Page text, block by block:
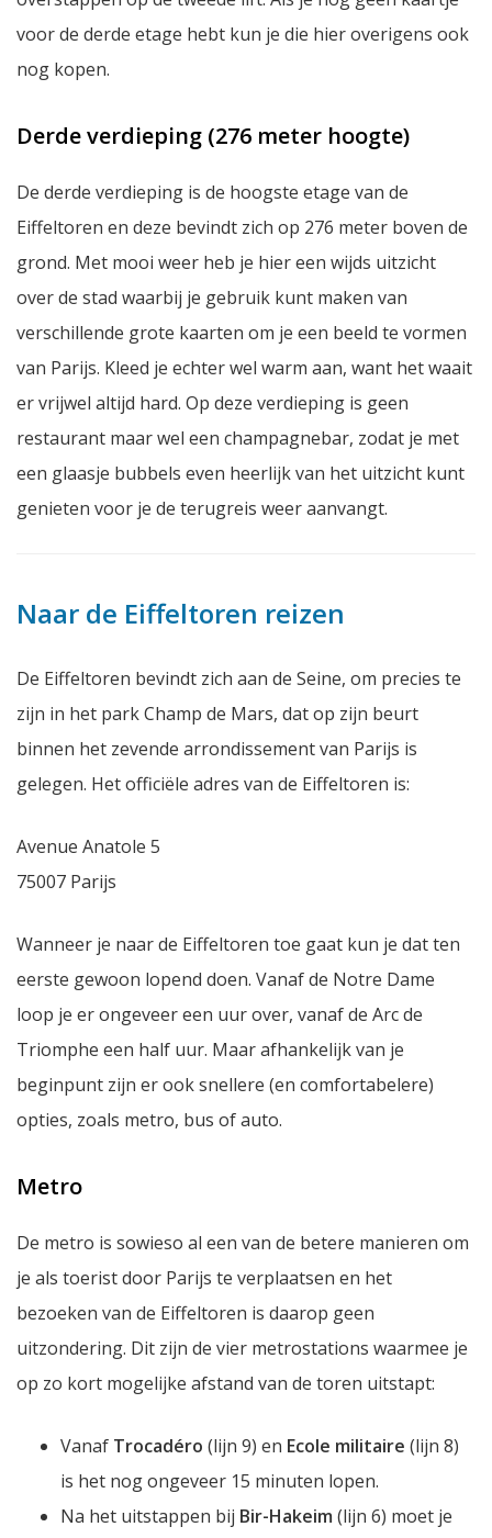
voor de derde etage hebt kun je die hier overigens ook
nog kopen.
Derde verdieping (276 meter hoogte)
De derde verdieping is de hoogste etage van de
Eiffeltoren en deze bevindt zich op 276 meter boven de
grond. Met mooi weer heb je hier een wijds uitzicht
over de stad waarbij je gebruik kunt maken van
verschillende grote kaarten om je een beeld te vormen
van Parijs. Kleed je echter wel warm aan, want het waait
er vrijwel altijd hard. Op deze verdieping is geen
restaurant maar wel een champagnebar, zodat je met
een glaasje bubbels even heerlijk van het uitzicht kunt
genieten voor je de terugreis weer aanvangt.
Naar de Eiffeltoren reizen
De Eiffeltoren bevindt zich aan de Seine, om precies te
zijn in het parkChamp de Mars, dat op zijn beurt
binnen het zevende arrondissement van Parijs is
gelegen. Het officiële adres van de Eiffeltoren is:
Avenue Anatole 5
75007 Parijs
Wanneer je naar de Eiffeltoren toe gaat kun je dat ten
eerste gewoon lopend doen. Vanaf de Notre Dame
loop je er ongeveer een uur over, vanaf de Arc de
Triomphe een half uur. Maar afhankelijk van je
beginpunt zijn er ook snellere (en comfortabelere)
opties, zoals metro, bus of auto.
Metro
De metro is sowieso al een van de betere manieren om
je als toerist door Parijs te verplaatsen en het
bezoeken van de Eiffeltoren is daarop geen
uitzondering. Dit zijn de vier metrostations waarmee je
op zo kort mogelijke afstand van de toren uitstapt:
Vanaf Trocadéro (lijn 9) en Ecole militaire (lijn 8)
is het nog ongeveer 15 minuten lopen.
Na het uitstappen bij Bir-Hakeim (lijn 6) moet je